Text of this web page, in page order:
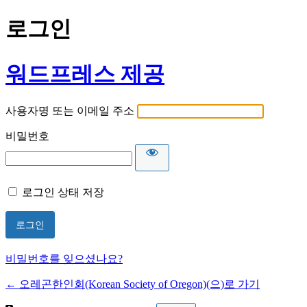
로그인
워드프레스 제공
사용자명 또는 이메일 주소
비밀번호
로그인 상태 저장
비밀번호를 잊으셨나요?
← 오레곤한인회(Korean Society of Oregon)(으)로 가기